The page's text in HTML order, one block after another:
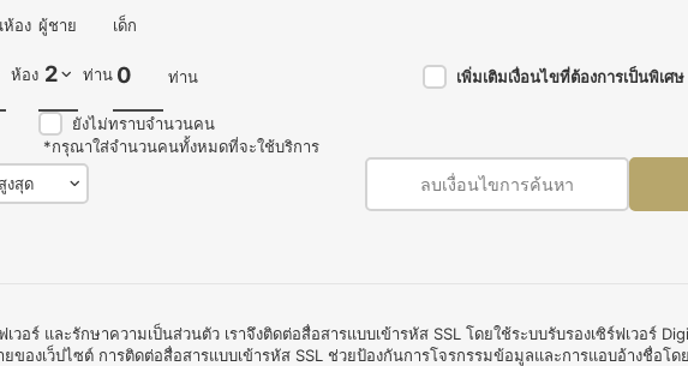
อง
ห้อง
ผู้ชาย
ท่าน
เด็ก
ท่าน
ยังไม่ทราบจำนวนคน
*กรุณาใส่จำนวนคนทั้งหมดที่จะใช้บริการ
เพิ่มเติมเงื่อนไขที่ต้องการเป็นพิเศษ
ลบเงื่อนไขการค้นหา
วอร์ และรักษาความเป็นส่วนตัว เราจึงติดต่อสื่อสารแบบเข้ารหัส SSL โดยใช้ระบบรับรองเซิร์ฟเวอร์
ยของเว็ปไซต์ การติดต่อสื่อสารแบบเข้ารหัส SSL ช่วยป้องกันการโจรกรรมข้อมูลและการแอบอ้างชื่อโ